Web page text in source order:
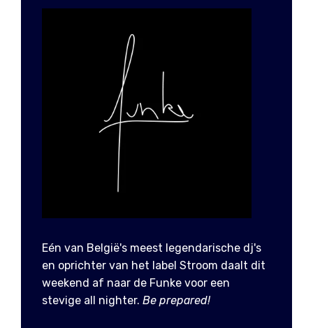
Eén van België's meest legendarische dj's
en oprichter van het label Stroom daalt dit
weekend af naar de Funke voor een
stevige all nighter. Be prepared!